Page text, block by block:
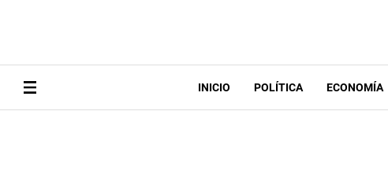
INICIO POLÍTICA ECONOMÍA